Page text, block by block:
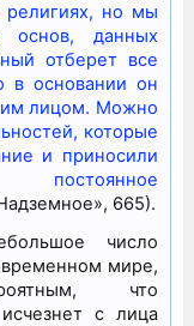
религиях, но мы
данных
отберет все
в основании он
лицом. Можно
которые
и приносили
665).
число
мире,
что
с лица